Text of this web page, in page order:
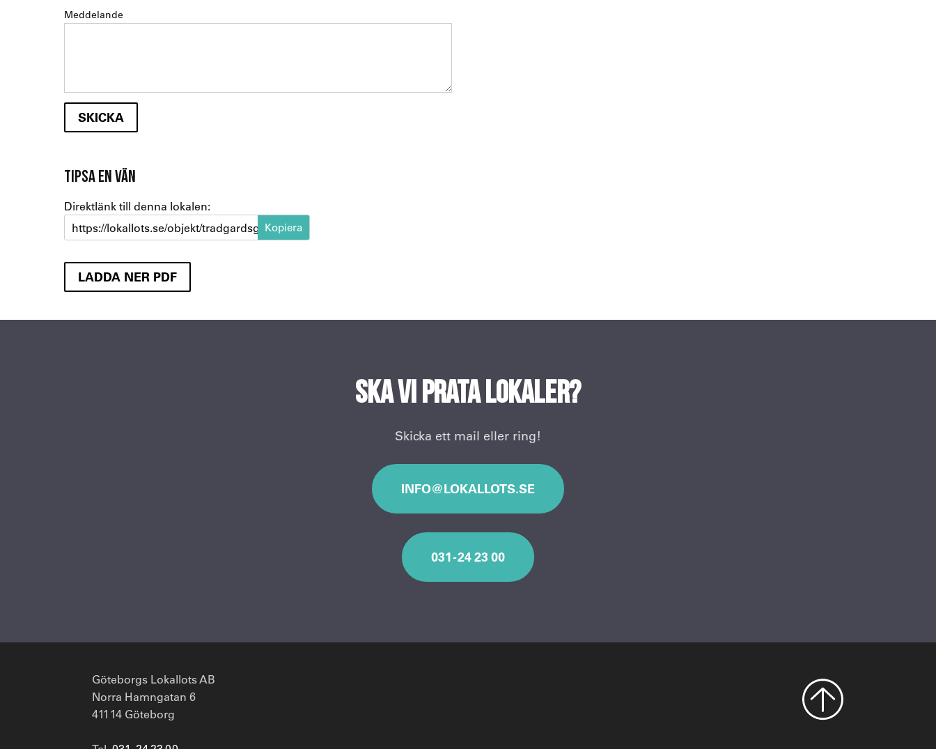
Meddelande
TIPSA EN VÄN
Direktlänk till denna lokalen:
https://lokallots.se/objekt/tradgardsgatan-3-3
LADDA NER PDF
Ska vi prata lokaler?
Skicka ett mail eller ring!
INFO@LOKALLOTS.SE
031 - 24 23 00
Göteborgs Lokallots AB
Norra Hamngatan 6
411 14 Göteborg